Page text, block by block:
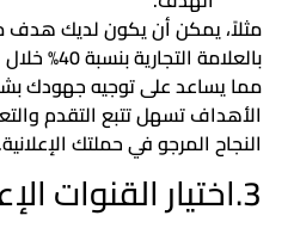
مثلاً، يمكن أن يكون لديك هدف
بالعلامة
مما يساعد على توجيه جهودك
الأهداف تسهل تتبع التقدم
النجاح المرجو في حملتك الإعلانية.
3.اختيار القنوات الإعلانية المناسبة